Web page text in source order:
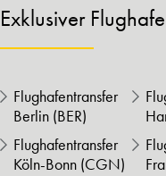
Exklusiver
Flughafentransfer
Berlin (BER)
Flughafentransfer
Köln-Bonn (CGN)